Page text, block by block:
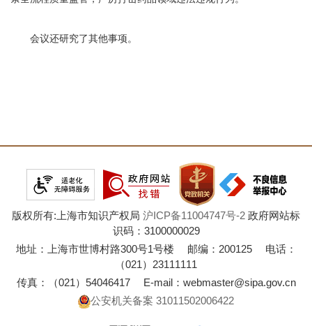
会议还研究了其他事项。
版权所有:上海市知识产权局 沪ICP备11004747号-2 政府网站标
识码：3100000029
地址：上海市世博村路300号1号楼 邮编：200125 电话：
（021）23111111
传真：（021）54046417 E-mail：webmaster@sipa.gov.cn
公安机关备案 31011502006422